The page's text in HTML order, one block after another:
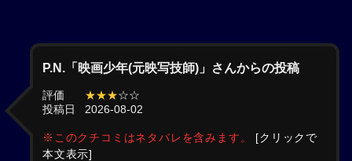
P.N.「映画少年(元映写技師)」さんからの投稿
評価 ★★★☆☆
投稿日
2026-08-02
※このクチコミはネタバレを含みます。
[クリックで
本文表示]